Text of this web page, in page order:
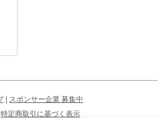
| スポンサー企業 募集中
特定商取引に基づく表示